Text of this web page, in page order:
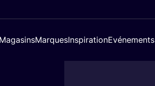
MagasinsMarquesInspirationEvénements